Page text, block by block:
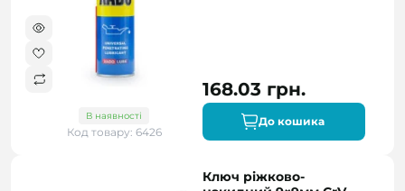
В наявності
Код товару: 6426
168.03 грн.
До кошика
Ключ ріжково-